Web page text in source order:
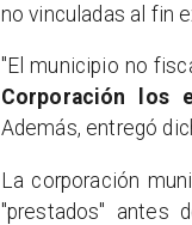
no vinculadas al fin
"El municipio no
Corporación los
Además, entregó
La corporación
"prestados" antes